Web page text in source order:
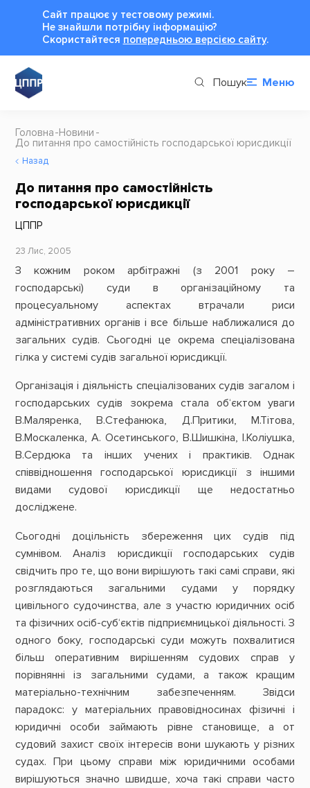
Сайт працює у тестовому режимі.
Не знайшли потрібну інформацію?
Cкористайтеся попередньою версією сайту.
Пошук Меню
Головна Новини
До питання про самостійність господарської юрисдикції
Назад
До питання про самостійність
господарської юрисдикції
ЦППР
23 Лис, 2005
З кожним роком арбітражні (з 2001 року –
господарські) суди в організаційному та
процесуальному аспектах втрачали риси
адміністративних органів і все більше наближалися до
загальних судів. Сьогодні це окрема спеціалізована
гілка у системі судів загальної юрисдикції.
Організація і діяльність спеціалізованих судів загалом і
господарських судів зокрема стала об‘єктом уваги
В.Маляренка, В.Стефанюка, Д.Притики, М.Тітова,
В.Москаленка, А. Осетинського, В.Шишкіна, І.Коліушка,
В.Сердюка та інших учених і практиків. Однак
співвідношення господарської юрисдикції з іншими
видами судової юрисдикції ще недостатньо
досліджене.
Сьогодні доцільність збереження цих судів під
сумнівом. Аналіз юрисдикції господарських судів
свідчить про те, що вони вирішують такі самі справи, які
розглядаються загальними судами у порядку
цивільного судочинства, але з участю юридичних осіб
та фізичних осіб-суб‘єктів підприємницької діяльності. З
одного боку, господарські суди можуть похвалитися
більш оперативним вирішенням судових справ у
порівнянні із загальними судами, а також кращим
матеріально-технічним забезпеченням. Звідси
парадокс: у матеріальних правовідносинах фізичні і
юридичні особи займають рівне становище, а от
судовий захист своїх інтересів вони шукають у різних
судах. При цьому справи між юридичними особами
вирішуються значно швидше, хоча такі справи часто